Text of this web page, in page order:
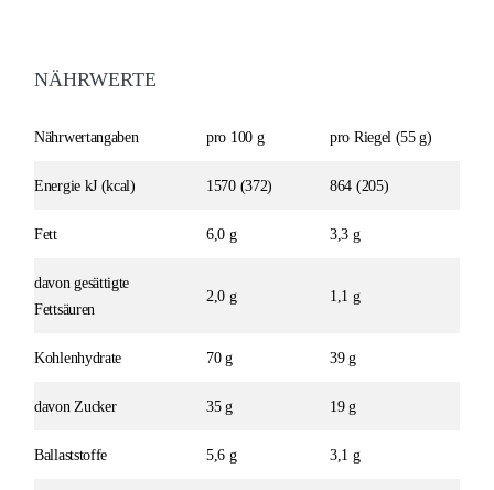
NÄHRWERTE
Nährwertangaben pro 100 g pro Riegel (55 g)
Energie kJ (kcal) 1570 (372) 864 (205)
Fett 6,0 g 3,3 g
davon gesättigte
Fettsäuren
2,0 g 1,1 g
Kohlenhydrate 70 g 39 g
davon Zucker 35 g 19 g
Ballaststoffe 5,6 g 3,1 g